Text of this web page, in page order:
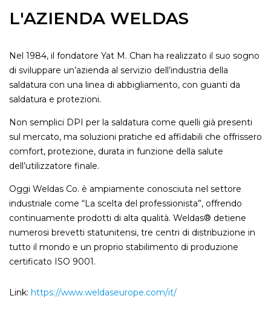
L'AZIENDA WELDAS
Nel 1984, il fondatore Yat M. Chan ha realizzato il suo sogno
di sviluppare un’azienda al servizio dell’industria della
saldatura con una linea di abbigliamento, con guanti da
saldatura e protezioni.
Non semplici DPI per la saldatura come quelli già presenti
sul mercato, ma soluzioni pratiche ed affidabili che offrissero
comfort, protezione, durata in funzione della salute
dell’utilizzatore finale.
Oggi Weldas Co. è ampiamente conosciuta nel settore
industriale come “La scelta del professionista”, offrendo
continuamente prodotti di alta qualità. Weldas® detiene
numerosi brevetti statunitensi, tre centri di distribuzione in
tutto il mondo e un proprio stabilimento di produzione
certificato ISO 9001.
Link: https://www.weldaseurope.com/it/